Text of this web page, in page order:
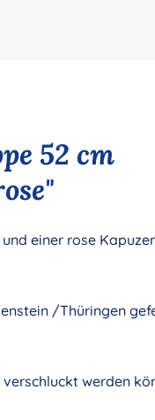
52 cm
einer rose
/Thüringen
werden